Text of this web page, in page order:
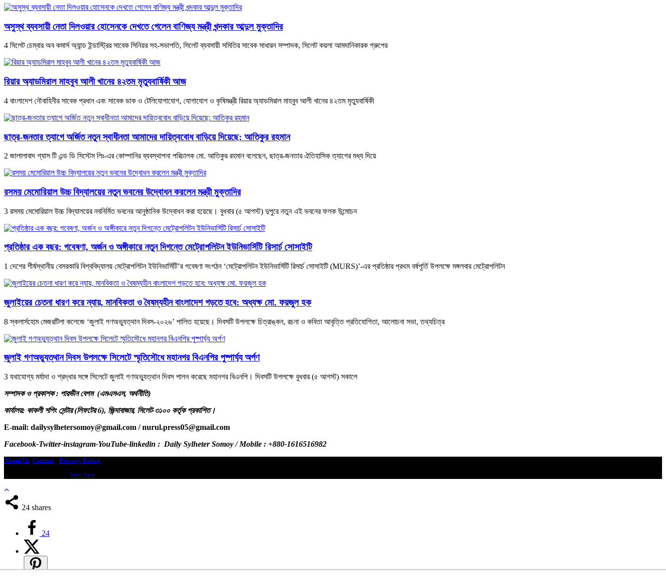
অসুস্থ ব্যবসায়ী নেতা দিলওয়ার হোসেনকে দেখতে গেলেন বাণিজ্য মন্ত্রী খন্দকার আব্দুল মুক্তাদির
4 সিলেট চেম্বার অব কমার্স অ্যান্ড ইন্ডাস্ট্রির সাবেক সিনিয়র সহ-সভাপতি, সিলেট ব্যবসায়ী সমিতির সাবেক সাধারন সম্পাদক, সিলেট কয়লা আমদানিকারক গ্রুপের
রিয়ার অ্যাডমিরাল মাহবুব আলী খানের ৪২তম মৃত্যুবার্ষিকী আজ
4 বাংলাদেশ নৌবাহিনীর সাবেক প্রধান এবং সাবেক ডাক ও টেলিযোগাযোগ, যোগাযোগ ও কৃষিমন্ত্রী রিয়ার অ্যাডমিরাল মাহবুব আলী খানের ৪২তম মৃত্যুবার্ষিকী
ছাত্র-জনতার ত্যাগে অর্জিত নতুন স্বাধীনতা আমাদের দায়িত্ববোধ বাড়িয়ে দিয়েছে: আতিকুর রহমান
2 জালালাবাদ গ্যাস টি এন্ড ডি সিস্টেম লিঃ-এর কোম্পানির ব্যবস্থাপনা পরিচালক মো. আতিকুর রহমান বলেছেন, ছাত্র-জনতার ঐতিহাসিক ত্যাগের মধ্য দিয়ে
রসময় মেমোরিয়াল উচ্চ বিদ্যালয়ের নতুন ভবনের উদ্বোধন করলেন মন্ত্রী মুক্তাদির
3 রসময় মেমোরিয়াল উচ্চ বিদ্যালয়ের নবনির্মিত ভবনের আনুষ্ঠানিক উদ্বোধন করা হয়েছে। বুধবার (৫ আগস্ট) দুপুরে নতুন এই ভবনের ফলক উন্মোচন
প্রতিষ্ঠার এক বছর: গবেষণা, অর্জন ও অঙ্গীকারে নতুন দিগন্তে মেট্রোপলিটন ইউনিভার্সিটি রিসার্চ সোসাইটি
1 দেশের শীর্ষস্থানীয় বেসরকারি বিশ্ববিদ্যালয় মেট্রোপলিটন ইউনিভার্সিটি’র গবেষণা সংগঠন ‘মেট্রোপলিটন ইউনিভার্সিটি রিসার্চ সোসাইটি (MURS)’-এর প্রতিষ্ঠার প্রথম বর্ষপূর্তি উপলক্ষে মঙ্গলবার মেট্রোপলিটন
জুলাইয়ের চেতনা ধারণ করে ন্যায়, মানবিকতা ও বৈষম্যহীন বাংলাদেশ গড়তে হবে: অধ্যক্ষ মো. ফয়জুল হক
8 স্কলার্সহোম মেজরটিলা কলেজে ‘জুলাই গণঅভ্যুত্থান দিবস-২০২৬’ পালিত হয়েছে। দিবসটি উপলক্ষে চিত্রাঙ্কন, রচনা ও কবিতা আবৃত্তি প্রতিযোগিতা, আলোচনা সভা, তথ্যচিত্র
জুলাই গণঅভ্যুত্থান দিবস উপলক্ষে সিলেটে স্মৃতিসৌধে মহানগর বিএনপির পুষ্পার্ঘ্য অর্পণ
3 যথাযোগ্য মর্যাদা ও শ্রদ্ধার সঙ্গে সিলেটে জুলাই গণঅভ্যুত্থান দিবস পালন করেছে মহানগর বিএনপি। দিবসটি উপলক্ষে বুধবার (৫ আগস্ট) সকালে
সম্পাদক ও প্রকাশক : পারভীন বেগম (এমএসএস, অর্থনীতি)
কার্যালয়: কাকলী শপিং সেন্টার (লিফটের 6), জিন্দাবাজার, সিলেট-৩১০০ কর্তৃক প্রকাশিত।
E-mail: dailysylhetersomoy@gmail.com / nurul.press05@gmail.com
Facebook-Twitter-instagram-YouTube-linkedin : Daily Sylheter Somoy / Mobile : +880-1616516982
About Us Contact
Privacy Policy
Web Nest
24 shares
24